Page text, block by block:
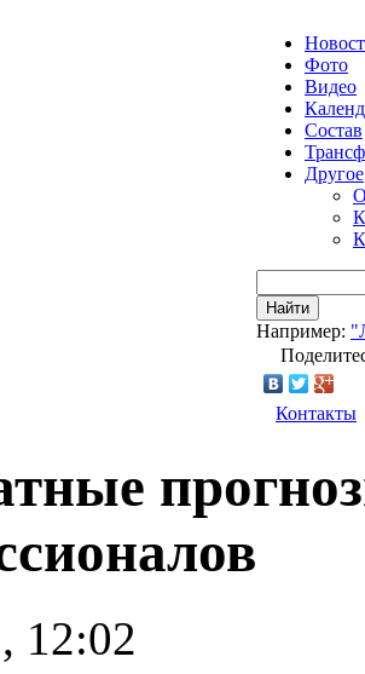
Фото
Видео
Состав
Другое
Найти
Например:
Контакты
12:02